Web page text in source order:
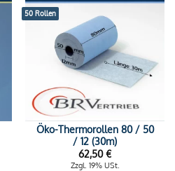
50 Rollen
Öko-Thermorollen 80 / 50
/ 12 (30m)
62,50€
Zzgl. 19% USt.